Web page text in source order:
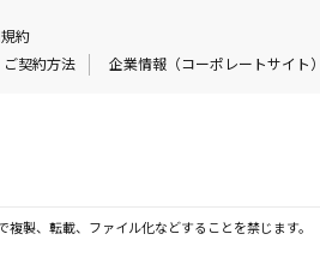
約
ご契約方法 企業情報（コーポレートサイト）
製、転載、ファイル化などすることを禁じます。